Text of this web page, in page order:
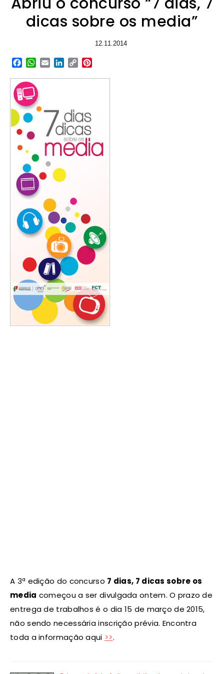
dicas sobre os media”
12.11.2014
Facebook
WhatsApp
EmailLinkedIn
Copy
A 3ª edição do concurso 7 dias, 7 dicas sobre os
media começou a ser divulgada ontem. O prazo de
entrega de trabalhos é o dia 15 de março de 2015,
não sendo necessária inscrição prévia. Encontra
toda a informação aqui >>.